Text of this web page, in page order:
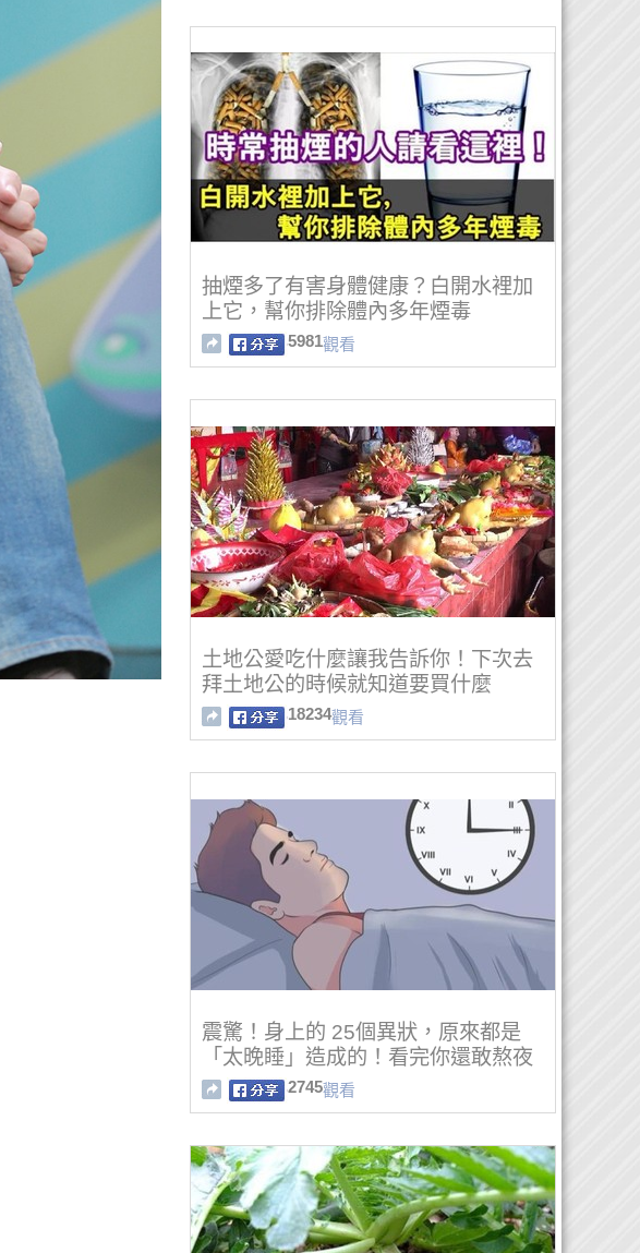
抽煙多了有害身體健康？白開水裡加
上它，幫你排除體內多年煙毒
5981觀看
土地公愛吃什麼讓我告訴你！下次去
拜土地公的時候就知道要買什麼
了！！
18234觀看
震驚！身上的 25個異狀，原來都是
「太晚睡」造成的！看完你還敢熬夜
嗎？
2745觀看